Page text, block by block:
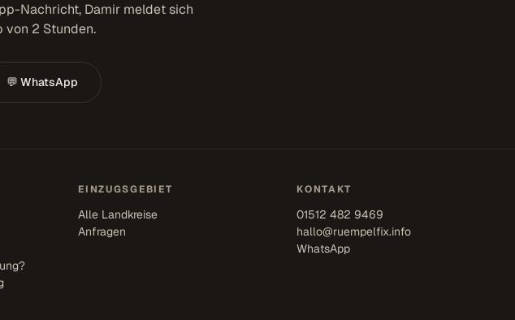
Nachricht, Damir meldet sich
von 2 Stunden.
💬 WhatsApp
EINZUGSGEBIET
Alle Landkreise
Anfragen
KONTAKT
01512 482 9469
hallo@ruempelfix.info
WhatsApp